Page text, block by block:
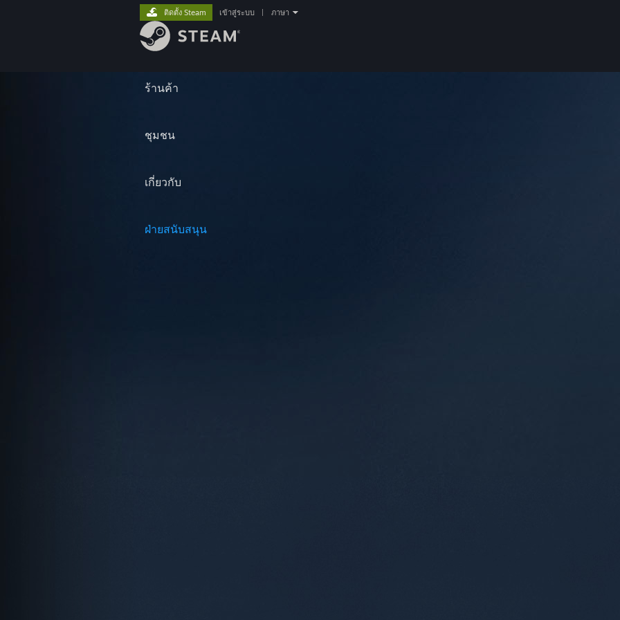
ร้านค้า
ชุมชน
เกี่ยวกับ
ฝ่ายสนับสนุน
ติดตั้ง Steam เข้าสู่ระบบ ภาษา